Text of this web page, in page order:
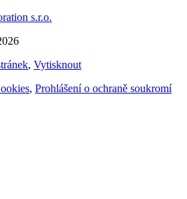
s.r.o.
, Vytisknout
, Prohlášení o ochraně soukromí